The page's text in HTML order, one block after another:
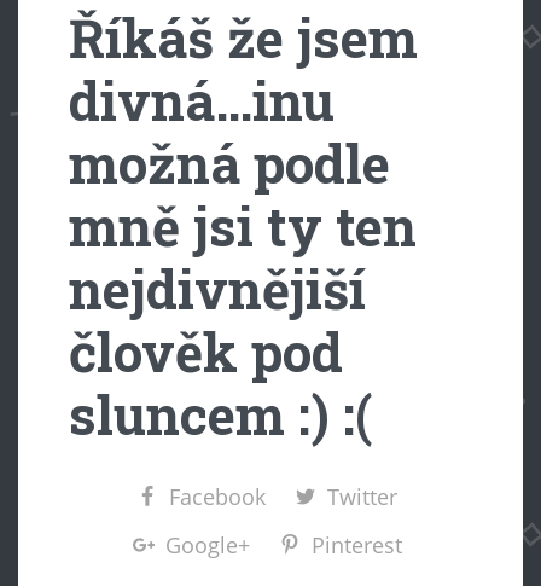
Říkáš že jsem
divná…inu
možná podle
mně jsi ty ten
nejdivnějiší
člověk pod
sluncem :) :(
Facebook
Twitter
Google+
Pinterest